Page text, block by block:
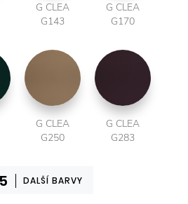
G CLEA
G143
G CLEA
G170
G CLEA
G250
G CLEA
G283
DALŠÍ BARVY